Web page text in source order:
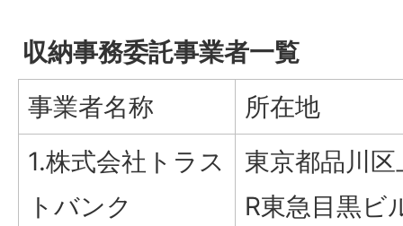
収納事務委託事業者一覧
事業者名称
所在地
1.株式会社トラス
トバンク
東京都品川
R東急目黒ビ